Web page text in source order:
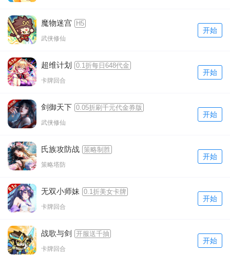
魔物迷宫 H5
武侠修仙
开始
超维计划 0.1折每日648代金
卡牌回合
开始
剑御天下 0.05折刷千元代金券版
武侠修仙
开始
氏族攻防战 策略制胜
策略塔防
开始
无双小师妹 0.1折美女卡牌
卡牌回合
开始
战歌与剑 开服送千抽
卡牌回合
开始